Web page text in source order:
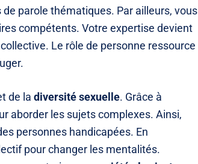
parole thématiques. Par ailleurs, vous
compétents. Votre expertise devient
collective. Le rôle de personne ressource
de la diversité sexuelle. Grâce à
aborder les sujets complexes. Ainsi,
personnes handicapées. En
pour changer les mentalités.